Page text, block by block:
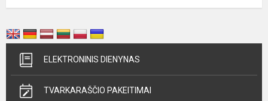
ELEKTRONINIS DIENYNAS
TVARKARAŠČIO PAKEITIMAI